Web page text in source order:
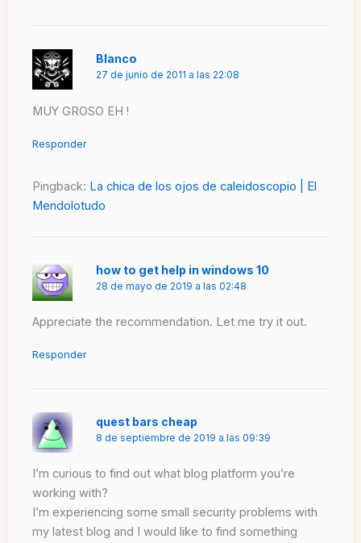
Blanco
27 de junio de 2011 a las 22:08
MUY GROSO EH !
Responder
Pingback: La chica de los ojos de caleidoscopio | El
Mendolotudo
how to get help in windows 10
28 de mayo de 2019 a las 02:48
Appreciate the recommendation. Let me try it out.
Responder
quest bars cheap
8 de septiembre de 2019 a las 09:39
I’m curious to find out what blog platform you’re
working with?
I’m experiencing some small security problems with
my latest blog and I would like to find something